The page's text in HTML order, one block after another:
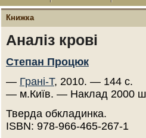
Книжка
Аналіз крові
Степан Процюк
— Грані-Т, 2010. — 144 с.
— м.Київ. — Наклад 2000
Тверда обкладинка.
ISBN: 978-966-465-267-1